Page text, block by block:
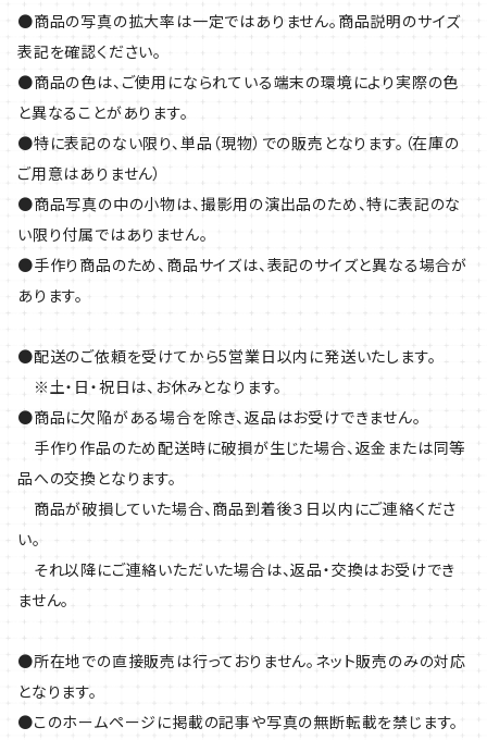
●商品の写真の拡大率は一定ではありません。商品説明のサイズ
表記を確認ください。
●商品の色は、ご使用になられている端末の環境により実際の色
と異なることがあります。
●特に表記のない限り、単品（現物）での販売となります。（在庫の
ご用意はありません）
●商品写真の中の小物は、撮影用の演出品のため、特に表記のな
い限り付属ではありません。
●手作り商品のため、商品サイズは、表記のサイズと異なる場合が
あります。
●配送のご依頼を受けてから5営業日以内に発送いたします。
※土・日・祝日は、お休みとなります。
●商品に欠陥がある場合を除き、返品はお受けできません。
手作り作品のため配送時に破損が生じた場合、返金または同等
品への交換となります。
商品が破損していた場合、商品到着後３日以内にご連絡くださ
い。
それ以降にご連絡いただいた場合は、返品・交換はお受けでき
ません。
●所在地での直接販売は行っておりません。ネット販売のみの対応
となります。
●このホームページに掲載の記事や写真の無断転載を禁じます。